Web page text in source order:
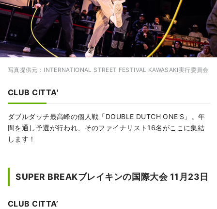
写真提供元：INTERNATIONAL STREET FESTIVAL KAWASAKI実行委員会
CLUB CITTA'
ダブルダッチ最高峰の個人戦「DOUBLE DUTCH ONE'S」。年
間を通し予選が行われ、そのファイナリスト16名がここに集結
します！
SUPER BREAKブレイキンの国際大会 11月23日
CLUB CITTA’